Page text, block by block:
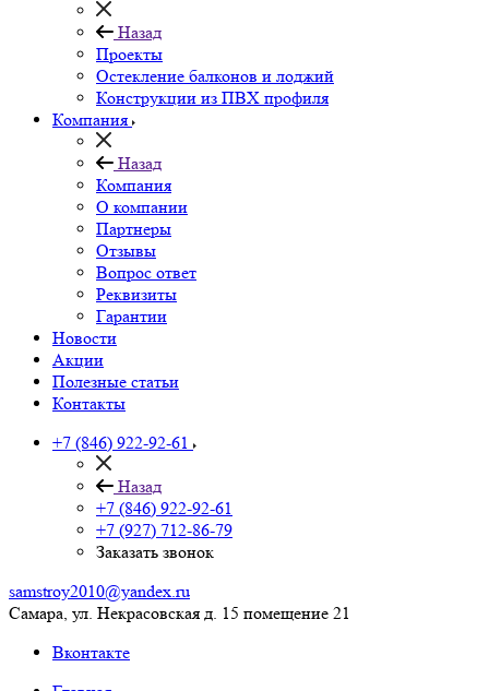
Назад
Проекты
Остекление балконов и лоджий
Конструкции из ПВХ профиля
Компания
Назад
Компания
О компании
Партнеры
Отзывы
Вопрос ответ
Реквизиты
Гарантии
Новости
Акции
Полезные статьи
Контакты
+7 (846) 922-92-61
Назад
+7 (846) 922-92-61
+7 (927) 712-86-79
Заказать звонок
samstroy2010@yandex.ru
Самара, ул. Некрасовская д. 15 помещение 21
Вконтакте